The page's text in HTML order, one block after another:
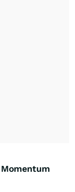
Momentum